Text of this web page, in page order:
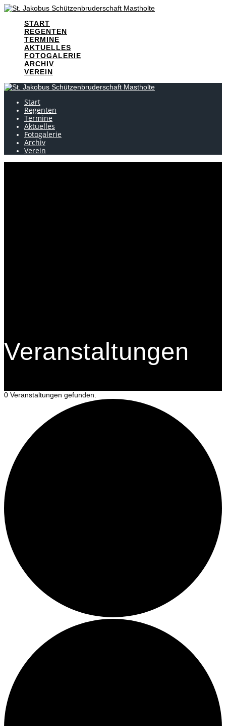
Skip
contentSTART
REGENTEN
TERMINE
AKTUELLES
FOTOGALERIE
ARCHIV
VEREIN
Start
Regenten
Termine
Aktuelles
Fotogalerie
Archiv
Verein
Veranstaltungen
0 Veranstaltungen gefunden.